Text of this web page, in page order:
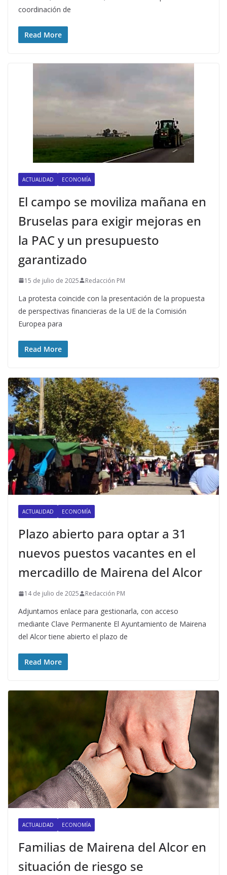
coordinación de
Read More
ACTUALIDAD ECONOMÍA
El campo se moviliza mañana en
Bruselas para exigir mejoras en
la PAC y un presupuesto
garantizado
15 de julio de 2025 Redacción PM
La protesta coincide con la presentación de la propuesta
de perspectivas financieras de la UE de la Comisión
Europea para
Read More
ACTUALIDAD ECONOMÍA
Plazo abierto para optar a 31
nuevos puestos vacantes en el
mercadillo de Mairena del Alcor
14 de julio de 2025 Redacción PM
Adjuntamos enlace para gestionarla, con acceso
mediante Clave Permanente El Ayuntamiento de Mairena
del Alcor tiene abierto el plazo de
Read More
ACTUALIDAD ECONOMÍA
Familias de Mairena del Alcor en
situación de riesgo se